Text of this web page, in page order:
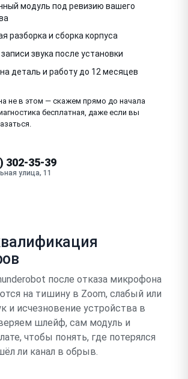
модуль под ревизию вашего
разборка и сборка корпуса
звука после установки
деталь и работу до 12 месяцев
не в этом — скажем прямо до начала
бесплатная, даже если вы
302-35-39
улица, 11
после отказа микрофона
на тишину в Zoom, слабый или
и исчезновение устройства в
шлейф, сам модуль и
чтобы понять, где потерялся
ли канал в обрыв.